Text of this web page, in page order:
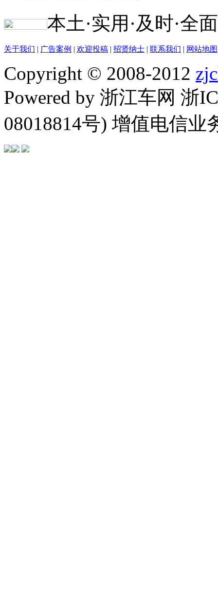
本土·实用·及时·全
关于我们 | 广告案例 | 欢迎投稿 | 招贤纳士 | 联系我们 | 网站地图
Copyright © 2008-2012
Powered by 浙江车网 浙
08018814号) 增值电信业